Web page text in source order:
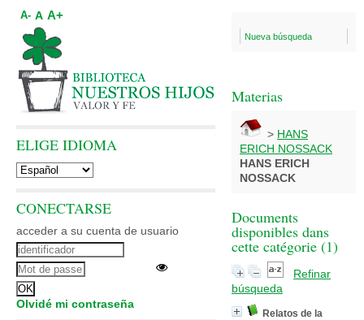
Nueva búsqueda
Materias
> HANS
ERICH NOSSACK
HANS ERICH
NOSSACK
Documents
disponibles dans
cette catégorie (1)
Refinar
búsqueda
Relatos de la
A- A A+
ELIGE IDIOMA
CONECTARSE
acceder a su cuenta de usuario
Olvidé mi contraseña